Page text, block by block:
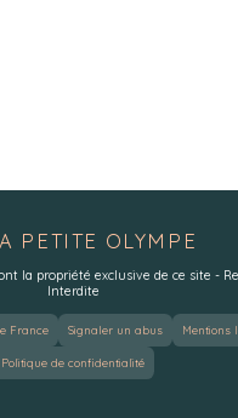
PETITE OLYMPE
la propriété exclusive de ce site -
Interdite
France Signaler un abus Mentions
Politique de confidentialité